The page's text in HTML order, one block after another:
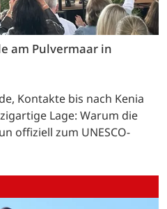
am Pulvermaar in
Kontakte bis nach Kenia
Lage: Warum die
offiziell zum UNESCO-